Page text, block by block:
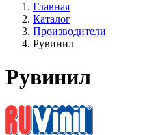
Главная
Каталог
Производители
Рувинил
Рувинил